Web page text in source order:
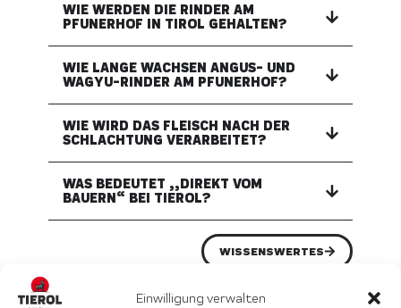
Einwilligung verwalten
WIE WERDEN DIE RINDER AM
PFUNERHOF IN TIROL GEHALTEN?
WIE LANGE WACHSEN ANGUS- UND
WAGYU-RINDER AM PFUNERHOF?
WIE WIRD DAS FLEISCH NACH DER
SCHLACHTUNG VERARBEITET?
WAS BEDEUTET „„DIREKT VOM
BAUERN“ BEI TIEROL?
WISSENSWERTES